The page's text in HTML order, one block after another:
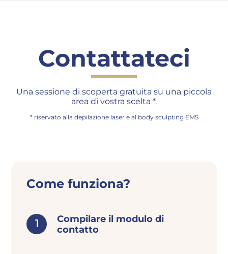
Contattateci
Una sessione di scoperta gratuita su una piccola
area di vostra scelta *.
* riservato alla depilazione laser e al body sculpting EMS
Come funziona?
Compilare il modulo di
contatto